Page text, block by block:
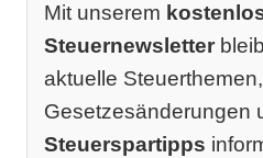
Mit unserem
Steuernewsletter
aktuelle
Gesetzesänderungen
Steuerspartipps